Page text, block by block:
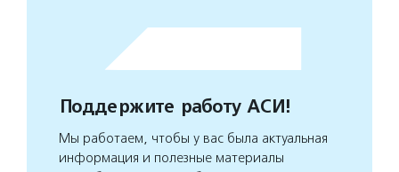
Поддержите работу АСИ!
Мы работаем, чтобы у вас была актуальная
информация и полезные материалы